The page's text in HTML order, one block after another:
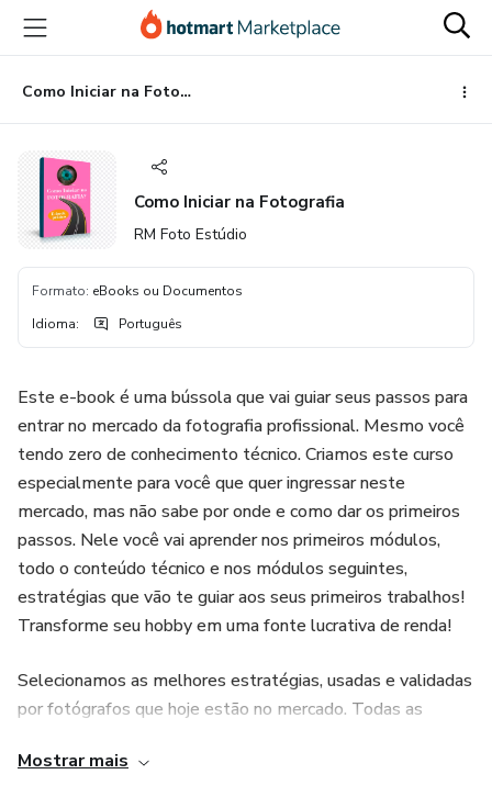
para
conteúdo
principal
para
pagamento
para
rodapé
Como Iniciar na Fotografia
Como Iniciar na Fotografia
RM Foto Estúdio
Formato: eBooks ou Documentos
Idioma: Português
Este e-book é uma bússola que vai guiar seus passos para
entrar no mercado da fotografia profissional. Mesmo você
tendo zero de conhecimento técnico. Criamos este curso
especialmente para você que quer ingressar neste
mercado, mas não sabe por onde e como dar os primeiros
passos. Nele você vai aprender nos primeiros módulos,
todo o conteúdo técnico e nos módulos seguintes,
estratégias que vão te guiar aos seus primeiros trabalhos!
Transforme seu hobby em uma fonte lucrativa de renda!
Selecionamos as melhores estratégias, usadas e validadas
por fotógrafos que hoje estão no mercado. Todas as
validadas.
Mostrar mais